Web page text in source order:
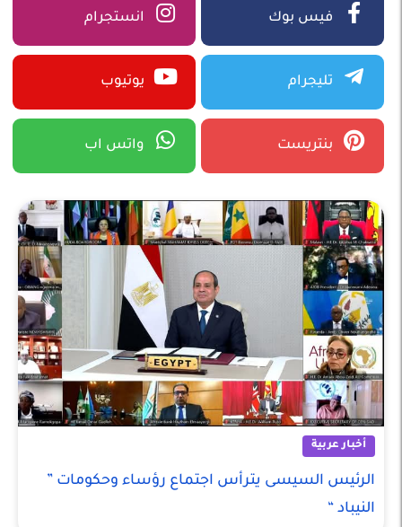
فيس بوك انستجرام
تليجرام يوتيوب
بنتريست واتس اب
أخبار عربية
الرئيس السيسى يترأس اجتماع رؤساء وحكومات ”
النيباد “